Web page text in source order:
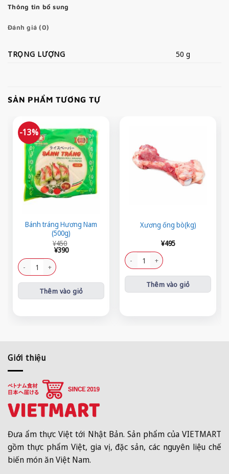
Thông tin bổ sung
Đánh giá (0)
TRỌNG LƯỢNG 50 g
SẢN PHẨM TƯƠNG TỰ
-13%
Bánh tráng Hương Nam
(500g)
¥450
¥450.
¥390
tại
là:
¥390.
Bánh tráng Hương Nam (500g) số lượng
Thêm vào giỏ
Xương ống bò(kg)
¥495
Xương ống bò(kg) số lượng
Thêm vào giỏ
Giới thiệu
Đưa ẩm thực Việt tới Nhật Bản. Sản phẩm của VIETMART
gồm thực phẩm Việt, gia vị, đặc sản, các nguyên liệu chế
biến món ăn Việt Nam.